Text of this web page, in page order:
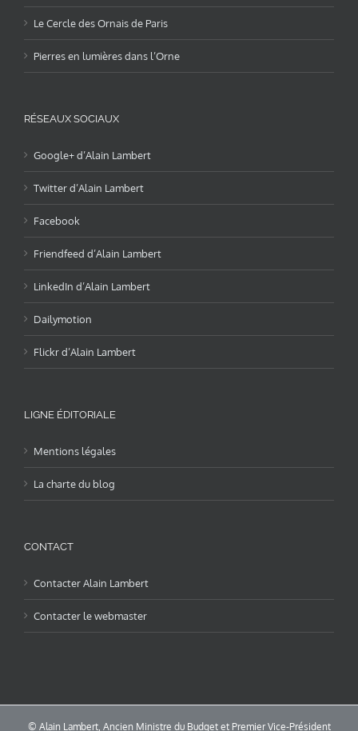
Le Cercle des Ornais de Paris
Pierres en lumières dans l’Orne
RÉSEAUX SOCIAUX
Google+ d’Alain Lambert
Twitter d’Alain Lambert
Facebook
Friendfeed d’Alain Lambert
LinkedIn d’Alain Lambert
Dailymotion
Flickr d’Alain Lambert
LIGNE ÉDITORIALE
Mentions légales
La charte du blog
CONTACT
Contacter Alain Lambert
Contacter le webmaster
© Alain Lambert, Ancien Ministre du Budget et Premier Vice-Président